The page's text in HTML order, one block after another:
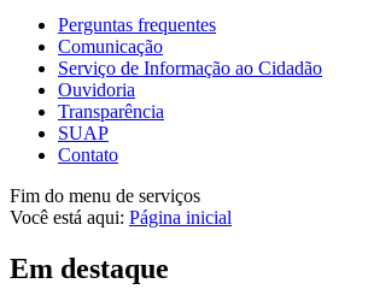
Perguntas frequentes
Comunicação
Serviço de Informação ao Cidadão
Ouvidoria
Transparência
SUAP
Contato
Fim do menu de serviços
Você está aqui: Página inicial
Em destaque